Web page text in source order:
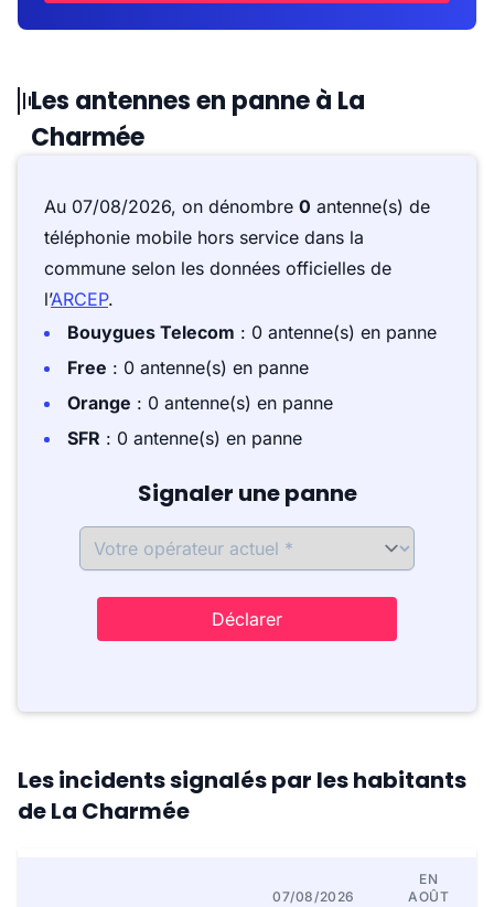
Les antennes en panne à La
Charmée
Au 07/08/2026, on dénombre 0 antenne(s) de
téléphonie mobile hors service dans la
commune selon les données officielles de
l’ARCEP.
Bouygues Telecom : 0 antenne(s) en panne
Free : 0 antenne(s) en panne
Orange : 0 antenne(s) en panne
SFR : 0 antenne(s) en panne
Signaler une panne
Déclarer
Les incidents signalés par les habitants
de La Charmée
07/08/2026
EN
AOÛT